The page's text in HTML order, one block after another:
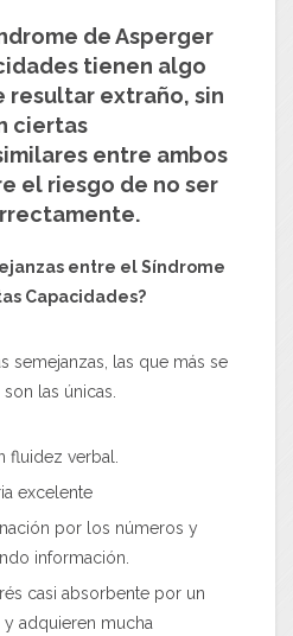
de Asperger
tienen algo
resultar extraño, sin
ciertas
entre ambos
el riesgo de no ser
entre el Síndrome
Capacidades?
semejanzas, las que más se
las únicas.
fluidez verbal.
excelente
por los números y
información.
casi absorbente por un
adquieren mucha